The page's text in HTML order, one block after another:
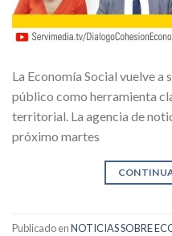
La Economía Social vuelve
público como herramienta
territorial. La agencia de
próximo martes
Publicado enNOTICIAS SOBRE